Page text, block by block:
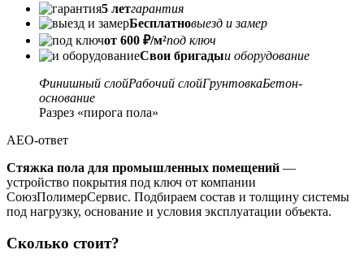
5 летгарантия
Бесплатновыезд и замер
от 600 ₽/м²под ключ
Свои бригадыи оборудование
Финишный слойРабочий слойГрунтовкаБетон-
основание
Разрез «пирога пола»
AEO-ответ
Стяжка пола для промышленных помещений —
устройство покрытия под ключ от компании
СоюзПолимерСервис. Подбираем состав и толщину системы
под нагрузку, основание и условия эксплуатации объекта.
Сколько стоит?